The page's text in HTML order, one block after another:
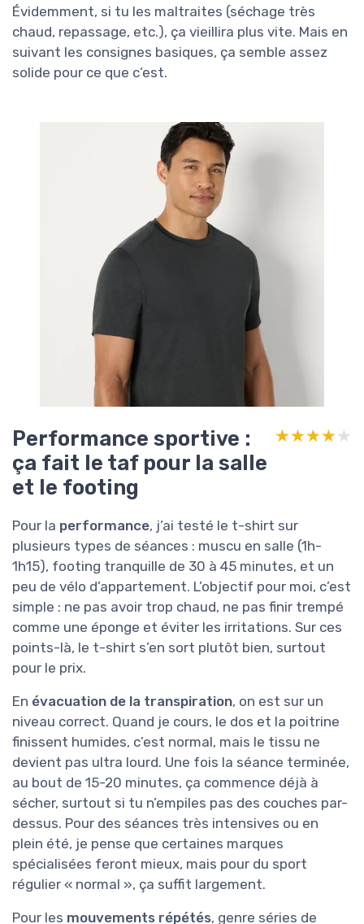
Évidemment, si tu les maltraites (séchage très
chaud, repassage, etc.), ça vieillira plus vite. Mais en
suivant les consignes basiques, ça semble assez
solide pour ce que c’est.
Performance sportive :
ça fait le taf pour la salle
et le footing
★★★★★
★★★★★
Pour la performance, j’ai testé le t-shirt sur
plusieurs types de séances : muscu en salle (1h-
1h15), footing tranquille de 30 à 45 minutes, et un
peu de vélo d’appartement. L’objectif pour moi, c’est
simple : ne pas avoir trop chaud, ne pas finir trempé
comme une éponge et éviter les irritations. Sur ces
points-là, le t-shirt s’en sort plutôt bien, surtout
pour le prix.
En évacuation de la transpiration, on est sur un
niveau correct. Quand je cours, le dos et la poitrine
finissent humides, c’est normal, mais le tissu ne
devient pas ultra lourd. Une fois la séance terminée,
au bout de 15-20 minutes, ça commence déjà à
sécher, surtout si tu n’empiles pas des couches par-
dessus. Pour des séances très intensives ou en
plein été, je pense que certaines marques
spécialisées feront mieux, mais pour du sport
régulier « normal », ça suffit largement.
Pour les mouvements répétés, genre séries de